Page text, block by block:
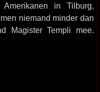
in Tilburg,
niemand minder dan
Magister Templi mee.